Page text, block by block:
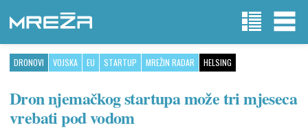
DRONOVI VOJSKA EU STARTUP MREŽIN RADAR HELSING
Dron njemačkog startupa može tri mjeseca
vrebati pod vodom